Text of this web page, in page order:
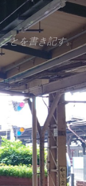
とを書き記す。